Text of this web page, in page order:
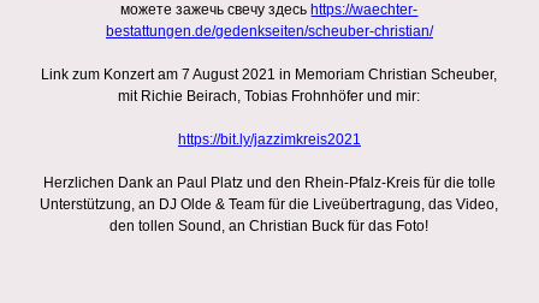
можете зажечь свечу здесь https://waechter-
bestattungen.de/gedenkseiten/scheuber-christian/
Link zum Konzert am 7 August 2021 in Memoriam Christian Scheuber,
mit Richie Beirach, Tobias Frohnhöfer und mir:
https://bit.ly/jazzimkreis2021
Herzlichen Dank an Paul Platz und den Rhein-Pfalz-Kreis für die tolle
Unterstützung, an DJ Olde & Team für die Liveübertragung, das Video,
den tollen Sound, an Christian Buck für das Foto!